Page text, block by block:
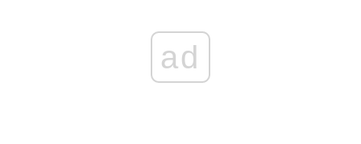
ad